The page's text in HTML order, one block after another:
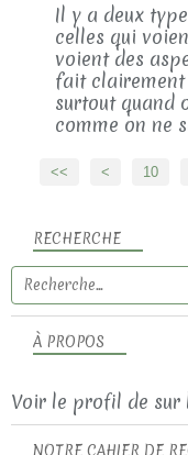
Il y a deux
celles qui
voient des
fait clairement
surtout quand
comme on ne
<< < 10
RECHERCHE
NOTRE CAHIER DE
À PROPOS
Voir le profil de sur